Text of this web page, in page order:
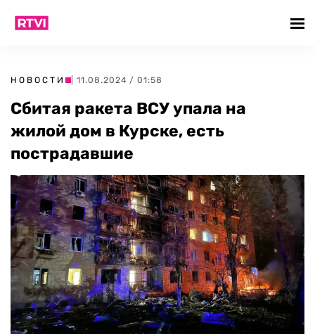
НОВОСТИ | 11.08.2024 / 01:58
Сбитая ракета ВСУ упала на
жилой дом в Курске, есть
пострадавшие